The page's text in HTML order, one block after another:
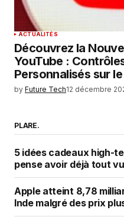
ACTUALITÉS
Découvrez la
YouTube :
Personnalisés sur
by Future Tech12 décembre
PLARE.
5 idées cadeaux high-
pense avoir déjà tout vu
Apple atteint 8,78
Inde malgré des prix